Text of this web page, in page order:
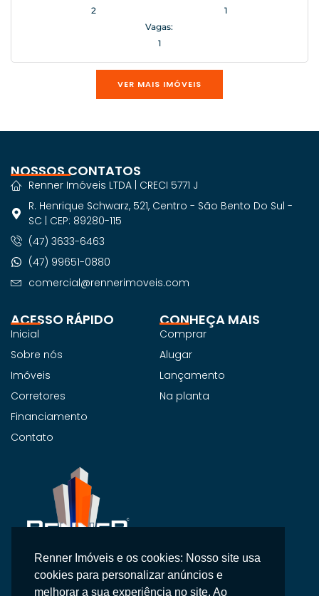
2
1
Vagas:
1
VER MAIS IMÓVEIS
Na Renner Imobiliária, não vendemos apenas imóveis,
entregamos segurança, confiança e um atendimento
ACESSO RÁPIDO
Inicial
Sobre nós
Imóveis
Corretores
Financiamento
Contato
CONHEÇA MAIS
Comprar
Alugar
Lançamento
Na planta
NOSSOS CONTATOS
Renner Imóveis LTDA | CRECI 5771 J
R. Henrique Schwarz, 521, Centro - São Bento Do Sul -
SC | CEP: 89280-115
(47) 3633-6463
(47) 99651-0880
comercial@rennerimoveis.com
Renner Imóveis e os cookies: Nosso site usa
cookies para personalizar anúncios e
melhorar a sua experiência no site. Ao